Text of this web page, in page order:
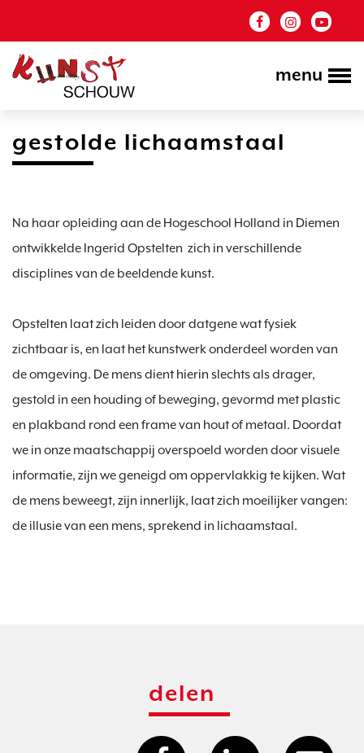
menu
gestolde lichaamstaal
Na haar opleiding aan de Hogeschool Holland in Diemen
ontwikkelde Ingerid Opstelten zich in verschillende
disciplines van de beeldende kunst.
Opstelten laat zich leiden door datgene wat fysiek
zichtbaar is, en laat het kunstwerk onderdeel worden van
de omgeving. De mens dient hierin slechts als drager,
gestold in een houding of beweging, gevormd met plastic
en plakband rond een frame van hout of metaal. Doordat
we in onze maatschappij overspoeld worden door visuele
informatie, zijn we geneigd om oppervlakkig te kijken. Wat
de mens beweegt, zijn innerlijk, laat zich moeilijker vangen:
de illusie van een mens, sprekend in lichaamstaal.
delen